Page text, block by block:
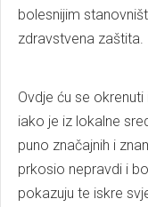
bolesnijim
zdravstvena zaštita.
Ovdje ću se
iako je iz lokalne
puno značajnih i
prkosio nepravdi i
pokazuju te iskre